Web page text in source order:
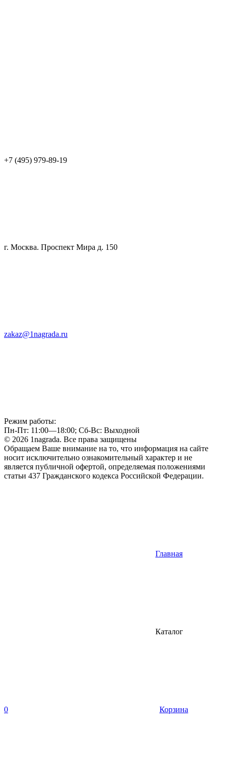
+7 (495) 979-89-19
г. Москва. Проспект Мира д. 150
zakaz@1nagrada.ru
Режим работы:
Пн-Пт: 11:00—18:00; Сб-Вс: Выходной
© 2026 1nagrada. Все права защищены
Обращаем Ваше внимание на то, что информация на сайте
носит исключительно ознакомительный характер и не
является публичной офертой, определяемая положениями
статьи 437 Гражданского кодекса Российской Федерации.
Главная
Каталог
0 Корзина